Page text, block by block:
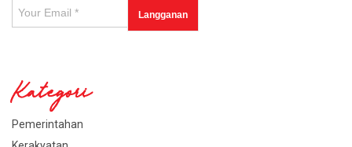
Kategori
Pemerintahan